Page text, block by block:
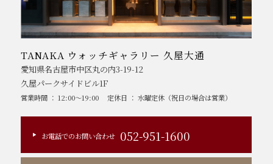
TANAKA ウォッチギャラリー 久屋大通
愛知県名古屋市中区丸の内3-19-12
久屋パークサイドビル1F
営業時間 ： 12:00～19:00 定休日 ： 水曜定休（祝日の場合は営業）
お電話でのお問い合わせ 052-951-1600